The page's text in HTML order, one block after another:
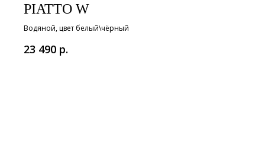
PIATTO W
Водяной, цвет белый\чёрный
23 490 р.